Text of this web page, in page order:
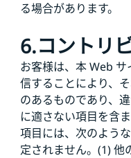
る場合があります。
6.コントリ
お客様は、本 Web
信することにより、
のあるものであり、
に適さない項目を含
項目には、次のよう
定されません。(1) 他